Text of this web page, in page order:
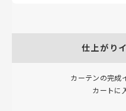
仕上がり
カーテンの完成
カートに